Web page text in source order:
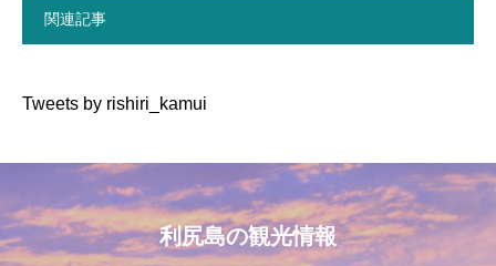
関連記事
Tweets by rishiri_kamui
利尻島の観光情報